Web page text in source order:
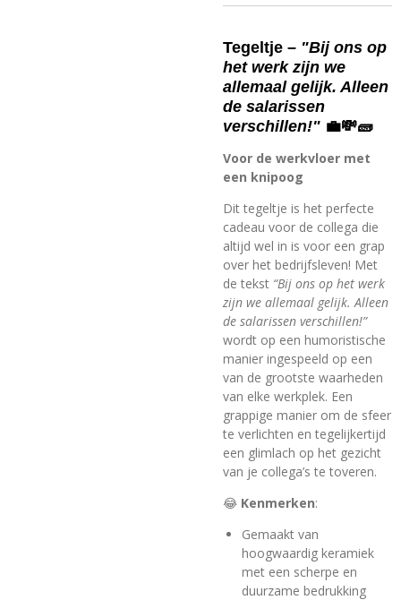
Tegeltje – "Bij ons op
het werk zijn we
allemaal gelijk. Alleen
de salarissen
verschillen!" 💼💸🧱
Voor de werkvloer met
een knipoog
Dit tegeltje is het perfecte
cadeau voor de collega die
altijd wel in is voor een grap
over het bedrijfsleven! Met
de tekst “Bij ons op het werk
zijn we allemaal gelijk. Alleen
de salarissen verschillen!”
wordt op een humoristische
manier ingespeeld op een
van de grootste waarheden
van elke werkplek. Een
grappige manier om de sfeer
te verlichten en tegelijkertijd
een glimlach op het gezicht
van je collega’s te toveren.
😂 Kenmerken:
Gemaakt van
hoogwaardig keramiek
met een scherpe en
duurzame bedrukking